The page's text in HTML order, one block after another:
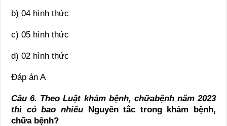
b) 04 hình thức
c) 05 hình thức
d) 02 hình thức
Đáp án A
Câu 6. Theo Luật khám bệnh, chữabệnh năm 2023
thì có bao nhiêu Nguyên tắc trong khám bệnh,
chữa bệnh?